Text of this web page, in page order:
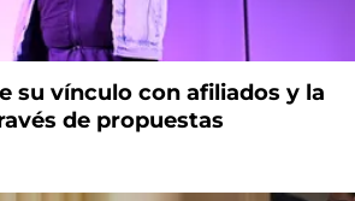
su vínculo con afiliados y la
de propuestas